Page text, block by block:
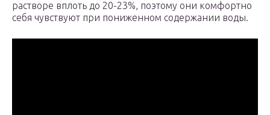
растворе вплоть до 20-23%, поэтому они комфортно
себя чувствуют при пониженном содержании воды.